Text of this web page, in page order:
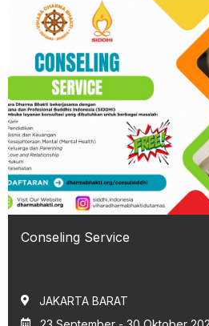
Conseling Service
JAKARTA BARAT